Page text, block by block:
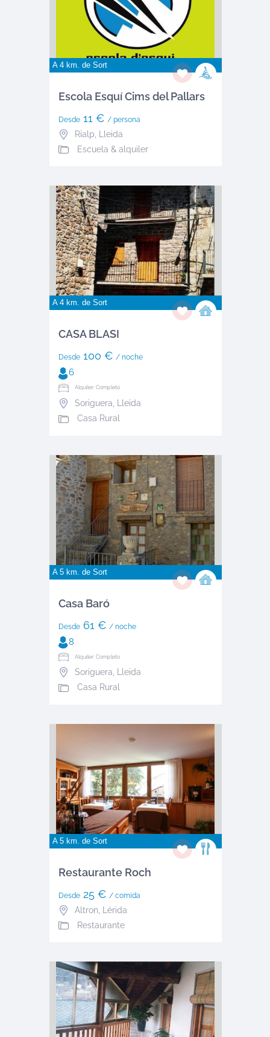
A 4 km. de Sort
Escola Esquí Cims del Pallars
Desde11 € / persona
Rialp
Lleida
Escuela & alquiler
A 4 km. de Sort
CASA BLASI
Desde100 € / noche
6
Alquiler: Completo
Soriguera
Lleida
Casa Rural
A 5 km. de Sort
Casa Baró
Desde61 € / noche
8
Alquiler: Completo
Soriguera
Lleida
Casa Rural
A 5 km. de Sort
Restaurante Roch
Desde25 € / comida
Altron Lérida
Restaurante